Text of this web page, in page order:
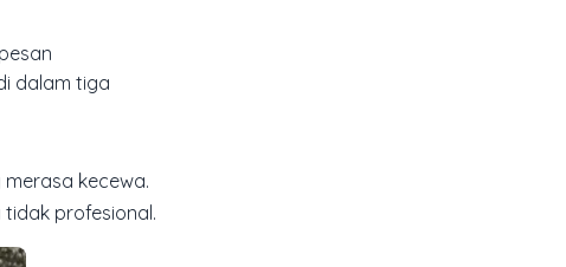
dalam tiga
kecewa.
profesional.